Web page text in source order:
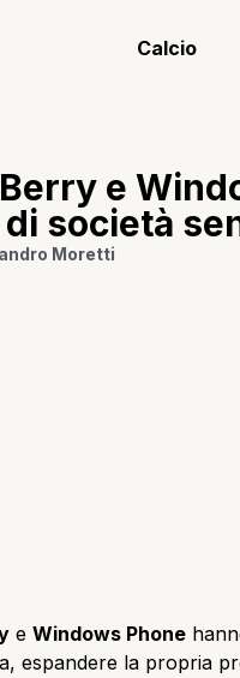
Calcio
e
società
Moretti
e Windows Phone
espandere la propria